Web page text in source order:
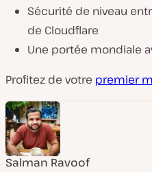
Sécurité de niveau
de Cloudflare
Une portée mondiale
Profitez de votre premier
Salman Ravoof